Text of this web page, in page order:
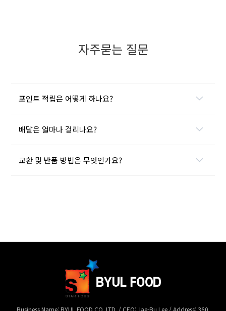
자주묻는 질문
포인트 적립은 어떻게 하나요?
배달은 얼마나 걸리나요?
교환 및 반품 방법은 무엇인가요?
Business Name: BYUL FOOD CO.,LTD. / CEO: Jae-Bu Lee / Address: 360,